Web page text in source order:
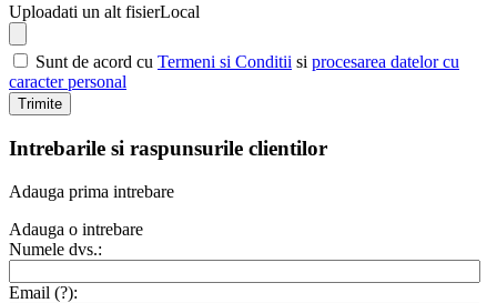
Uploadati un alt fisierLocal
Sunt de acord cu Termeni si Conditii si procesarea datelor cu
caracter personal
Trimite
Intrebarile si raspunsurile clientilor
Adauga prima intrebare
Adauga o intrebare
Numele dvs.:
Email (?):